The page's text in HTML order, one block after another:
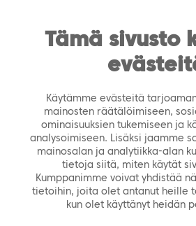
Tämä sivusto
Käytämme evästeitä
mainosten räätälöimiseen,
ominaisuuksien tukemiseen ja
analysoimiseen. Lisäksi jaamme
mainosalan ja analytiikka-alan
tietoja siitä, miten käytät
Kumppanimme voivat yhdistää
tietoihin, joita olet antanut heille
kun olet käyttänyt heidän
https://tiera.fi/name
auttaa sote-toimijoita muuttuvassa
ARTIKKELI toukokuu 2019
Näin Tiera
auttaa